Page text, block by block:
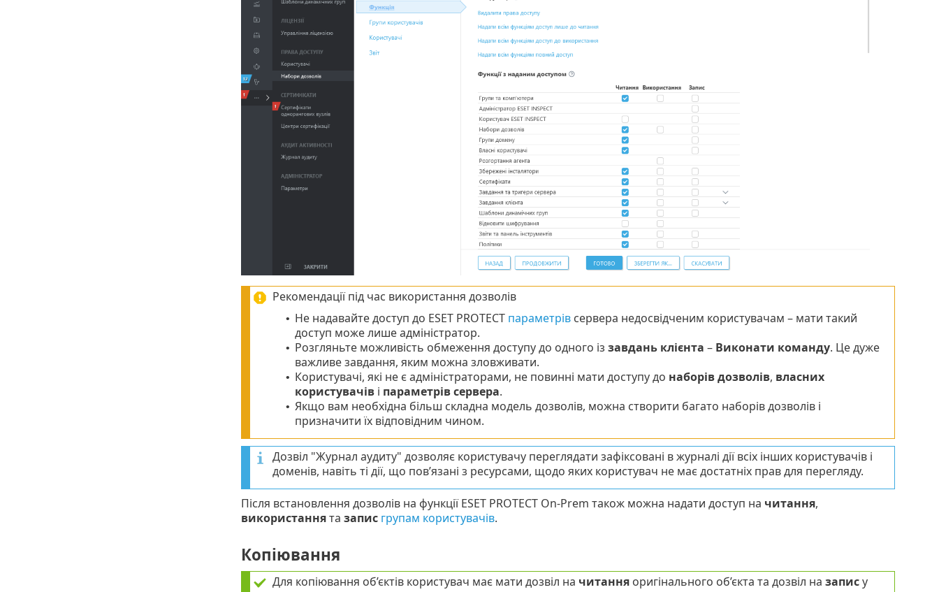
Рекомендації під час використання дозволів
• Не надавайте доступ до ESET PROTECT параметрівсервера недосвідченим користувачам – мати такий
доступ може лише адміністратор.
• Розгляньте можливість обмеження доступу до одного із завдань клієнта – Виконати команду. Це дуже
важливе завдання, яким можна зловживати.
• Користувачі, які не є адміністраторами, не повинні мати доступу до наборів дозволів, власних
користувачіві параметрів сервера.
• Якщо вам необхідна більш складна модель дозволів, можна створити багато наборів дозволів і
призначити їх відповідним чином.
Дозвіл "Журнал аудиту" дозволяє користувачу переглядати зафіксовані в журналі дії всіх інших користувачів і
доменів, навіть ті дії, що пов’язані з ресурсами, щодо яких користувач не має достатніх прав для перегляду.
Після встановлення дозволів на функції ESET PROTECT On-Prem також можна надати доступ на читання,
використаннята запис групам користувачів.
Копіювання
Для копіювання об’єктів користувач має мати дозвіл на читанняоригінального об’єкта та дозвіл на запису